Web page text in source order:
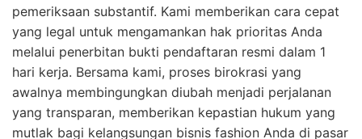
pemeriksaan substantif. Kami memberikan cara cepat
yang legal untuk mengamankan hak prioritas Anda
melalui penerbitan bukti pendaftaran resmi dalam 1
hari kerja. Bersama kami, proses birokrasi yang
awalnya membingungkan diubah menjadi perjalanan
yang transparan, memberikan kepastian hukum yang
mutlak bagi kelangsungan bisnis fashion Anda di pasar